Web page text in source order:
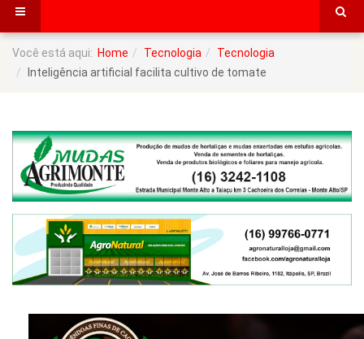
Você está aqui: Home Tecnologia
Tecnologia
Inteligência artificial facilita cultivo de tomate